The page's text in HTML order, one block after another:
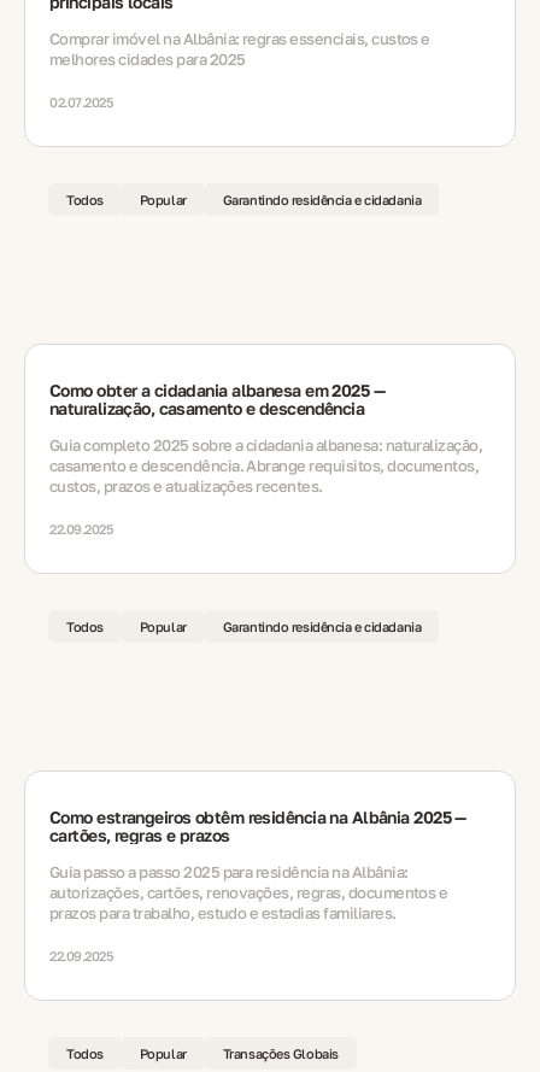
Comprar imóvel na Albânia: regras essenciais, custos e
melhores cidades para 2025
02.07.2025
Todos Popular Garantindo residência e cidadania
Como obter a cidadania albanesa em 2025 —
naturalização, casamento e descendência
Guia completo 2025 sobre a cidadania albanesa: naturalização,
casamento e descendência. Abrange requisitos, documentos,
custos, prazos e atualizações recentes.
22.09.2025
Todos Popular Garantindo residência e cidadania
Como estrangeiros obtêm residência na Albânia 2025 —
cartões, regras e prazos
Guia passo a passo 2025 para residência na Albânia:
autorizações, cartões, renovações, regras, documentos e
prazos para trabalho, estudo e estadias familiares.
22.09.2025
Todos Popular Transações Globais